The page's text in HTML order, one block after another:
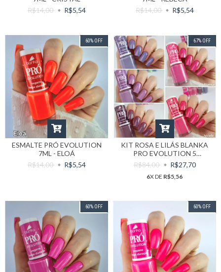
R$14,00
R$5,54
R$14,00
R$5,54
60% OFF
ESMALTE PRÓ EVOLUTION
7ML - ELOÁ
R$14,00
R$5,54
67% OFF
KIT ROSA E LILÁS BLANKA
PRO EVOLUTION 5
UNIDADES.
R$84,00 R$27,70
6X DE R$5,56
60% OFF 60% OFF